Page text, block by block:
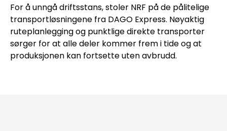
For å unngå driftsstans, stoler NRF på de pålitelige
transportløsningene fra DAGO Express. Nøyaktig
ruteplanlegging og punktlige direkte transporter
sørger for at alle deler kommer frem i tide og at
produksjonen kan fortsette uten avbrudd.